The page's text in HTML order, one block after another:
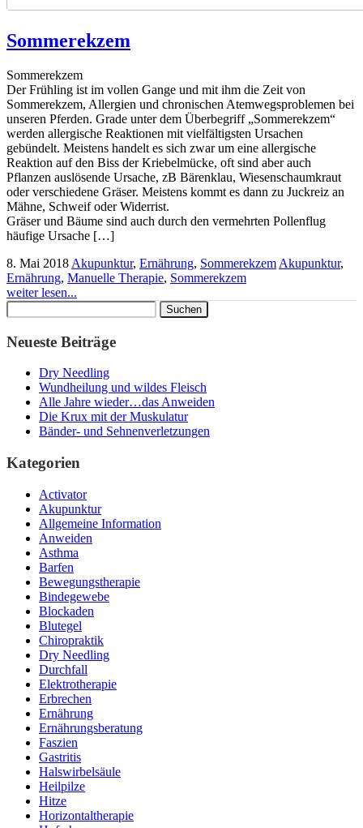
Sommerekzem
Sommerekzem
Der Frühling ist im vollen Gange und mit ihm die Zeit von
Sommerekzem, Allergien und chronischen Atemwegsproblemen bei
unseren Pferden. Grade unter dem Überbegriff „Sommerekzem“
werden allergische Reaktionen mit vielfältigsten Ursachen
gebündelt. Meistens handelt es sich zwar um eine allergische
Reaktion auf den Biss der Kriebelmücke, oft sind aber auch
Pflanzen auslösende Ursache, zB Bärenklau, Wiesenschaumkraut
oder verschiedene Gräser. Meistens kommt es dann zu Juckreiz an
Mähne, Schweif oder Widerrist.
Gräser und Bäume sind auch durch den vermehrten Pollenflug
häufige Ursache […]
8. Mai 2018 Akupunktur, Ernährung, Sommerekzem Akupunktur,
Ernährung, Manuelle Therapie, Sommerekzem
weiter lesen...
Suchen
nach:
Neueste Beiträge
Dry Needling
Wundheilung und wildes Fleisch
Alle Jahre wieder…das Anweiden
Die Krux mit der Muskulatur
Bänder- und Sehnenverletzungen
Kategorien
Activator
Akupunktur
Allgemeine Information
Anweiden
Asthma
Barfen
Bewegungstherapie
Bindegewebe
Blockaden
Blutegel
Chiropraktik
Dry Needling
Durchfall
Elektrotherapie
Erbrechen
Ernährung
Ernährungsberatung
Faszien
Gastritis
Halswirbelsäule
Heilpilze
Hitze
Horizontaltherapie